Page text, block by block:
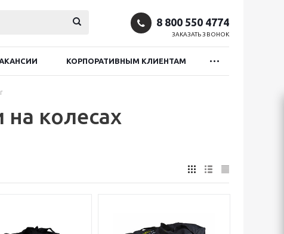
8 800 550 4774
ЗАКАЗАТЬ ЗВОНОК
КОРПОРАТИВНЫМ КЛИЕНТАМ
колесах